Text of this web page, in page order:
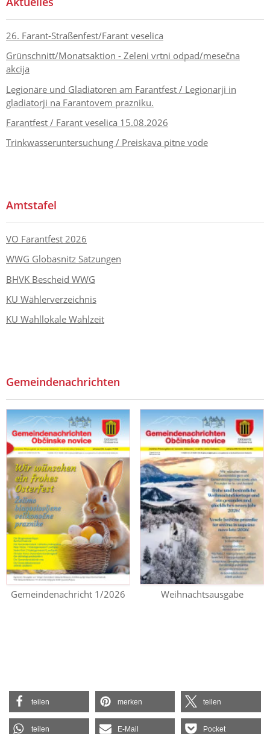
26. Farant-Straßenfest/Farant veselica
Grünschnitt/Monatsaktion - Zeleni vrtni odpad/mesečna
akcija
Legionäre und Gladiatoren am Farantfest / Legionarji in
gladiatorji na Farantovem prazniku.
Farantfest / Farant veselica 15.08.2026
Trinkwasseruntersuchung / Preiskava pitne vode
Amtstafel
VO Farantfest 2026
WWG Globasnitz Satzungen
BHVK Bescheid WWG
KU Wählerverzeichnis
KU Wahllokale Wahlzeit
Gemeindenachrichten
Gemeindenachricht 1/2026 Weihnachtsausgabe
teilen merken teilen
teilen E-Mail Pocket